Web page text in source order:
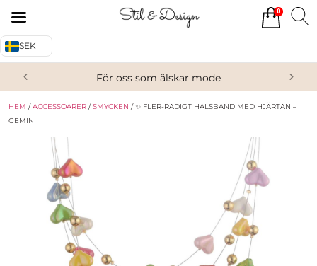
SEK
För oss som älskar mode
HEM /ACCESSOARER /SMYCKEN / ✨ FLER-RADIGT HALSBAND MED HJÄRTAN –
GEMINI
0
Alla produkter
Accessoarer
Skor/Stövlar
Om oss